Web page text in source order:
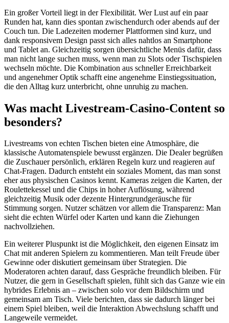
Ein großer Vorteil liegt in der Flexibilität. Wer Lust auf ein paar
Runden hat, kann dies spontan zwischendurch oder abends auf der
Couch tun. Die Ladezeiten moderner Plattformen sind kurz, und
dank responsivem Design passt sich alles nahtlos an Smartphone
und Tablet an. Gleichzeitig sorgen übersichtliche Menüs dafür, dass
man nicht lange suchen muss, wenn man zu Slots oder Tischspielen
wechseln möchte. Die Kombination aus schneller Erreichbarkeit
und angenehmer Optik schafft eine angenehme Einstiegssituation,
die den Alltag kurz unterbricht, ohne unruhig zu machen.
Was macht Livestream-Casino-Content so
besonders?
Livestreams von echten Tischen bieten eine Atmosphäre, die
klassische Automatenspiele bewusst ergänzen. Die Dealer begrüßen
die Zuschauer persönlich, erklären Regeln kurz und reagieren auf
Chat-Fragen. Dadurch entsteht ein soziales Moment, das man sonst
eher aus physischen Casinos kennt. Kameras zeigen die Karten, der
Roulettekessel und die Chips in hoher Auflösung, während
gleichzeitig Musik oder dezente Hintergrundgeräusche für
Stimmung sorgen. Nutzer schätzen vor allem die Transparenz: Man
sieht die echten Würfel oder Karten und kann die Ziehungen
nachvollziehen.
Ein weiterer Pluspunkt ist die Möglichkeit, den eigenen Einsatz im
Chat mit anderen Spielern zu kommentieren. Man teilt Freude über
Gewinne oder diskutiert gemeinsam über Strategien. Die
Moderatoren achten darauf, dass Gespräche freundlich bleiben. Für
Nutzer, die gern in Gesellschaft spielen, fühlt sich das Ganze wie ein
hybrides Erlebnis an – zwischen solo vor dem Bildschirm und
gemeinsam am Tisch. Viele berichten, dass sie dadurch länger bei
einem Spiel bleiben, weil die Interaktion Abwechslung schafft und
Langeweile vermeidet.